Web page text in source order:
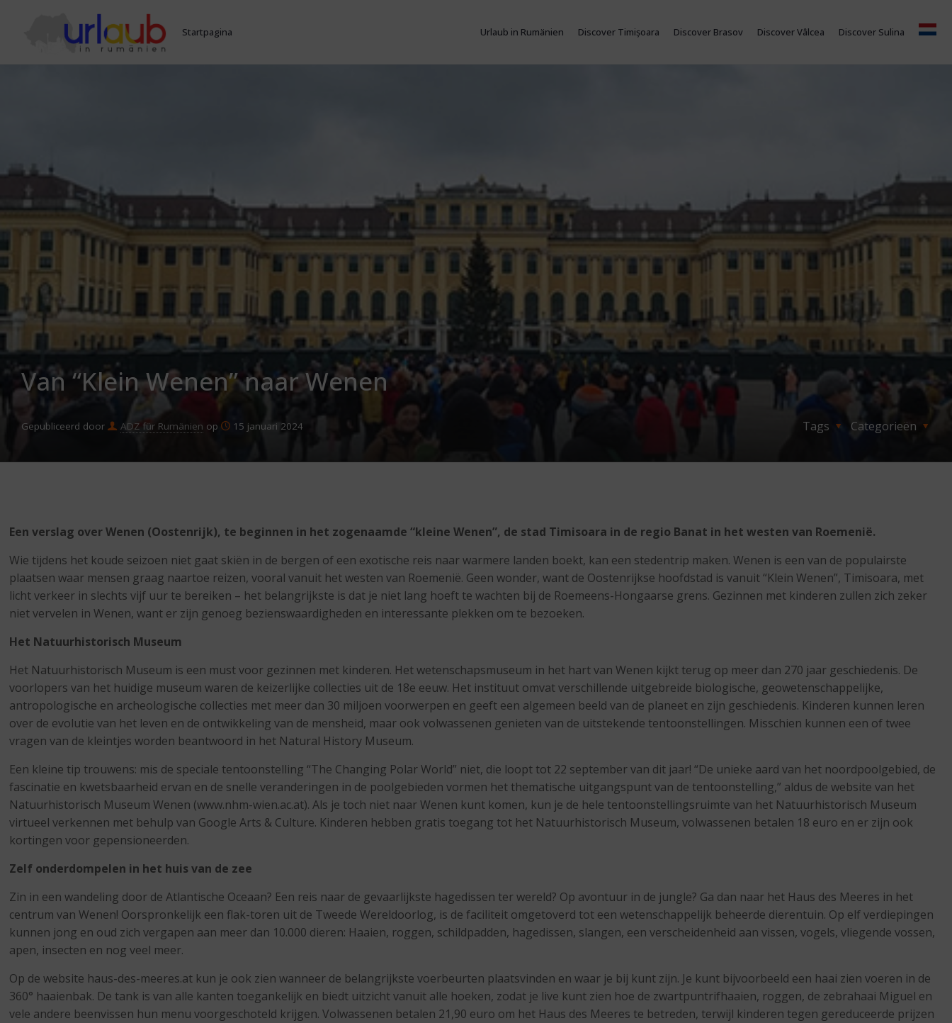
Startpagina Urlaub in Rumänien Discover Timișoara Discover Brasov Discover Vâlcea Discover Sulina
Van “Klein Wenen” naar Wenen
Gepubliceerd door ADZ für Rumänien op 15 januari 2024 Categorieën
Tags
Een verslag over Wenen (Oostenrijk), te beginnen in het zogenaamde “kleine Wenen”, de stad Timisoara in de regio Banat in het westen van Roemenië.
Wie tijdens het koude seizoen niet gaat skiën in de bergen of een exotische reis naar warmere landen boekt, kan een stedentrip maken. Wenen is een van de populairste
plaatsen waar mensen graag naartoe reizen, vooral vanuit het westen van Roemenië. Geen wonder, want de Oostenrijkse hoofdstad is vanuit “Klein Wenen”, Timisoara, met
licht verkeer in slechts vijf uur te bereiken – het belangrijkste is dat je niet lang hoeft te wachten bij de Roemeens-Hongaarse grens. Gezinnen met kinderen zullen zich zeker
niet vervelen in Wenen, want er zijn genoeg bezienswaardigheden en interessante plekken om te bezoeken.
Het Natuurhistorisch Museum
Het Natuurhistorisch Museum is een must voor gezinnen met kinderen. Het wetenschapsmuseum in het hart van Wenen kijkt terug op meer dan 270 jaar geschiedenis. De
voorlopers van het huidige museum waren de keizerlijke collecties uit de 18e eeuw. Het instituut omvat verschillende uitgebreide biologische, geowetenschappelijke,
antropologische en archeologische collecties met meer dan 30 miljoen voorwerpen en geeft een algemeen beeld van de planeet en zijn geschiedenis. Kinderen kunnen leren
over de evolutie van het leven en de ontwikkeling van de mensheid, maar ook volwassenen genieten van de uitstekende tentoonstellingen. Misschien kunnen een of twee
vragen van de kleintjes worden beantwoord in het Natural History Museum.
Een kleine tip trouwens: mis de speciale tentoonstelling “The Changing Polar World” niet, die loopt tot 22 september van dit jaar! “De unieke aard van het noordpoolgebied, de
fascinatie en kwetsbaarheid ervan en de snelle veranderingen in de poolgebieden vormen het thematische uitgangspunt van de tentoonstelling,” aldus de website van het
Natuurhistorisch Museum Wenen (www.nhm-wien.ac.at). Als je toch niet naar Wenen kunt komen, kun je de hele tentoonstellingsruimte van het Natuurhistorisch Museum
virtueel verkennen met behulp van Google Arts & Culture. Kinderen hebben gratis toegang tot het Natuurhistorisch Museum, volwassenen betalen 18 euro en er zijn ook
kortingen voor gepensioneerden.
Zelf onderdompelen in het huis van de zee
Zin in een wandeling door de Atlantische Oceaan? Een reis naar de gevaarlijkste hagedissen ter wereld? Op avontuur in de jungle? Ga dan naar het Haus des Meeres in het
centrum van Wenen! Oorspronkelijk een flak-toren uit de Tweede Wereldoorlog, is de faciliteit omgetoverd tot een wetenschappelijk beheerde dierentuin. Op elf verdiepingen
kunnen jong en oud zich vergapen aan meer dan 10.000 dieren: Haaien, roggen, schildpadden, hagedissen, slangen, een verscheidenheid aan vissen, vogels, vliegende vossen,
apen, insecten en nog veel meer.
Op de website haus-des-meeres.at kun je ook zien wanneer de belangrijkste voerbeurten plaatsvinden en waar je bij kunt zijn. Je kunt bijvoorbeeld een haai zien voeren in de
360° haaienbak. De tank is van alle kanten toegankelijk en biedt uitzicht vanuit alle hoeken, zodat je live kunt zien hoe de zwartpuntrifhaaien, roggen, de zebrahaai Miguel en
vele andere beenvissen hun menu voorgeschoteld krijgen. Volwassenen betalen 21,90 euro om het Haus des Meeres te betreden, terwijl kinderen tegen gereduceerde prijzen